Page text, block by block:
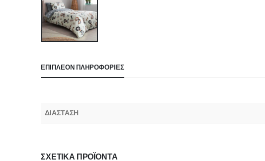
ΕΠΙΠΛΈΟΝ ΠΛΗΡΟΦΟΡΊΕΣ
ΔΙΑΣΤΑΣΗ
ΣΧΕΤΙΚΆ ΠΡΟΪΌΝΤΑ